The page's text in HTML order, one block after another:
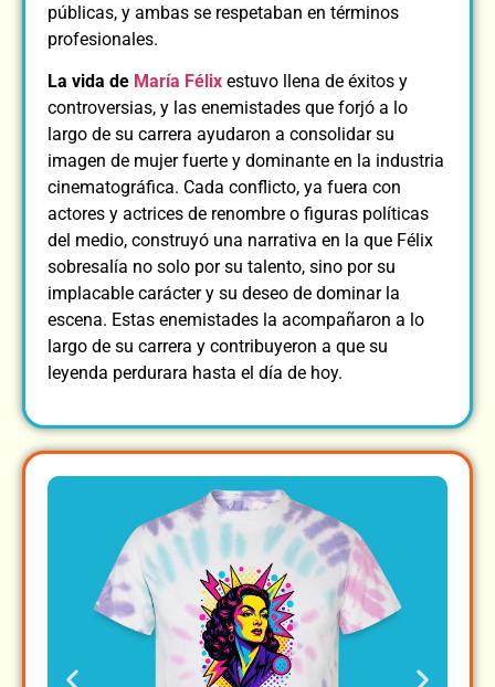
públicas, y ambas se respetaban en términos
profesionales.
La vida de María Félix estuvo llena de éxitos y
controversias, y las enemistades que forjó a lo
largo de su carrera ayudaron a consolidar su
imagen de mujer fuerte y dominante en la industria
cinematográfica. Cada conflicto, ya fuera con
actores y actrices de renombre o figuras políticas
del medio, construyó una narrativa en la que Félix
sobresalía no solo por su talento, sino por su
implacable carácter y su deseo de dominar la
escena. Estas enemistades la acompañaron a lo
largo de su carrera y contribuyeron a que su
leyenda perdurara hasta el día de hoy.